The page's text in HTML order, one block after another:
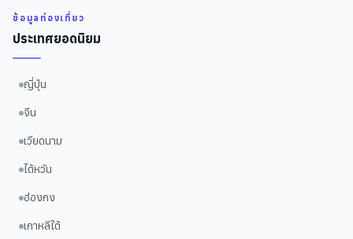
ข้อมูลท่องเที่ยว
ประเทศยอดนิยม
ญี่ปุ่น
จีน
เวียดนาม
ไต้หวัน
ฮ่องกง
เกาหลีใต้